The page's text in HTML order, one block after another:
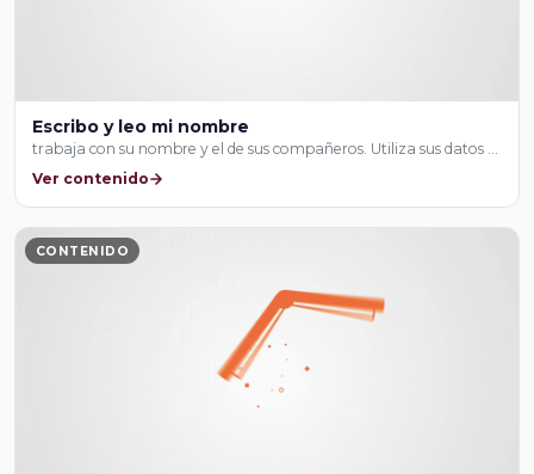
Escribo y leo mi nombre
trabaja con su nombre y el de sus compañeros. Utiliza sus datos …
Ver contenido
CONTENIDO